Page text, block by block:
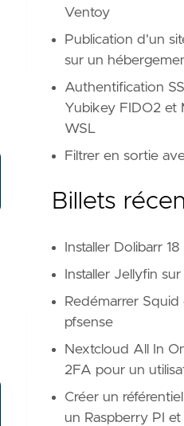
Ventoy
Publication d'un
sur un
Authentification
Yubikey FIDO2 et
WSL
Filtrer en sortie
Billets
Installer Dolibarr
Installer Jellyfin sur
Redémarrer Squid
pfsense
Nextcloud All In
2FA pour un
Créer un
un Raspberry PI